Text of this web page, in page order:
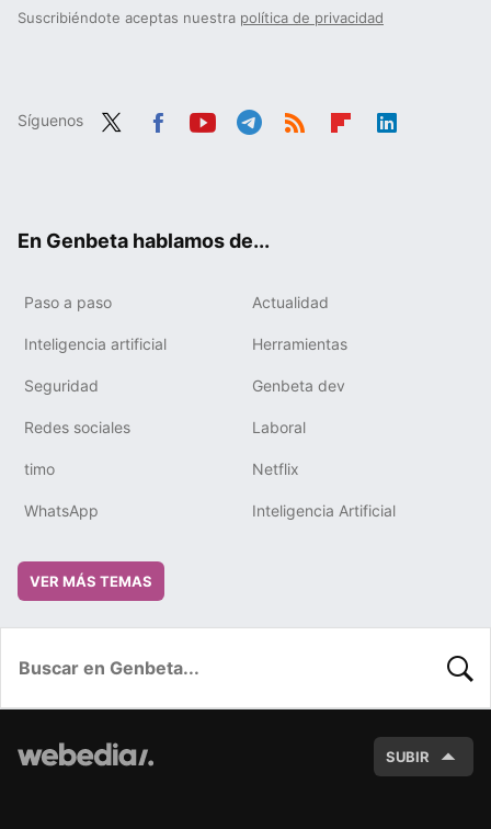
Suscribiéndote aceptas nuestra política de privacidad
Síguenos
En Genbeta hablamos de...
Paso a paso Actualidad
Inteligencia artificial Herramientas
Seguridad Genbeta dev
Redes sociales Laboral
timo Netflix
WhatsApp Inteligencia Artificial
VER MÁS TEMAS
SUBIR